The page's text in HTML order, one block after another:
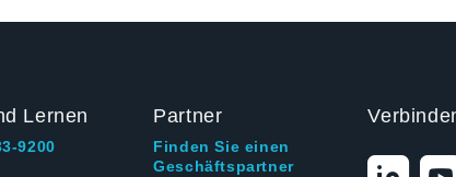
Lernen
9200
Partner
Finden Sie einen
Geschäftspartner